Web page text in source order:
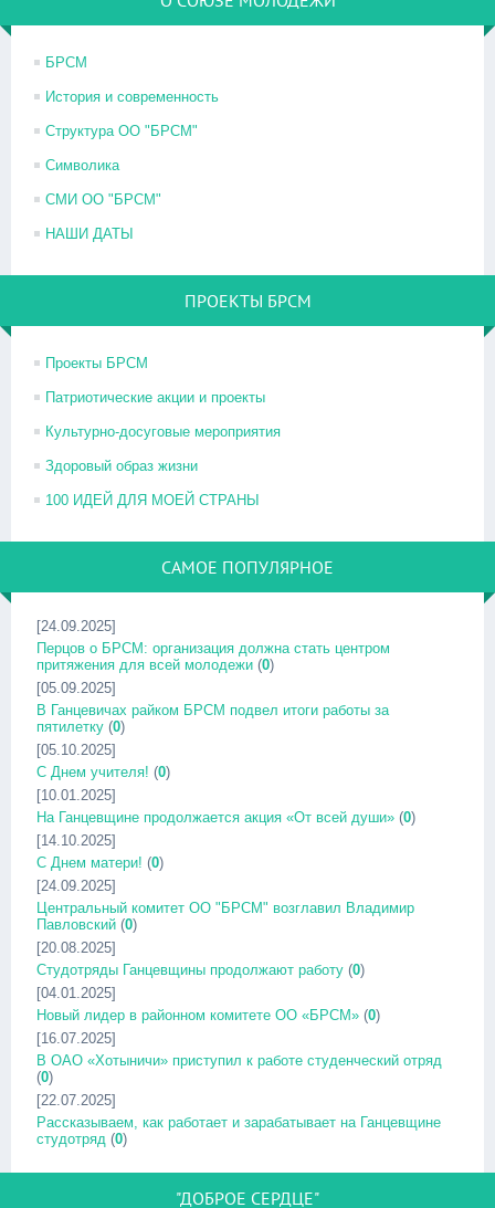
БРСМ
История и современность
Структура ОО "БРСМ"
Символика
СМИ ОО "БРСМ"
НАШИ ДАТЫ
ПРОЕКТЫ БРСМ
Проекты БРСМ
Патриотические акции и проекты
Культурно-досуговые мероприятия
Здоровый образ жизни
100 ИДЕЙ ДЛЯ МОЕЙ СТРАНЫ
САМОЕ ПОПУЛЯРНОЕ
[24.09.2025]
Перцов о БРСМ: организация должна стать центром
притяжения для всей молодежи (0)
[05.09.2025]
В Ганцевичах райком БРСМ подвел итоги работы за
пятилетку (0)
[05.10.2025]
С Днем учителя! (0)
[10.01.2025]
На Ганцевщине продолжается акция «От всей души» (0)
[14.10.2025]
С Днем матери! (0)
[24.09.2025]
Центральный комитет ОО "БРСМ" возглавил Владимир
Павловский (0)
[20.08.2025]
Студотряды Ганцевщины продолжают работу (0)
[04.01.2025]
Новый лидер в районном комитете ОО «БРСМ» (0)
[16.07.2025]
В ОАО «Хотыничи» приступил к работе студенческий отряд
(0)
[22.07.2025]
Рассказываем, как работает и зарабатывает на Ганцевщине
студотряд (0)
"ДОБРОЕ СЕРДЦЕ"